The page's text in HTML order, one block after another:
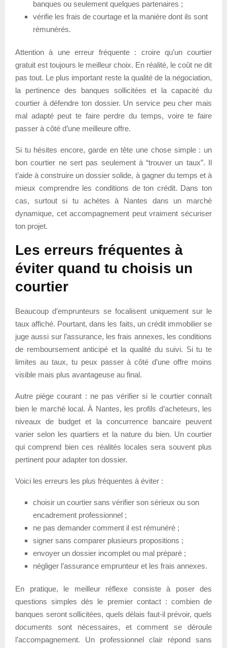
banques ou seulement quelques partenaires ;
vérifie les frais de courtage et la manière dont ils sont
rémunérés.
Attention à une erreur fréquente : croire qu’un courtier
gratuit est toujours le meilleur choix. En réalité, le coût ne dit
pas tout. Le plus important reste la qualité de la négociation,
la pertinence des banques sollicitées et la capacité du
courtier à défendre ton dossier. Un service peu cher mais
mal adapté peut te faire perdre du temps, voire te faire
passer à côté d’une meilleure offre.
Si tu hésites encore, garde en tête une chose simple : un
bon courtier ne sert pas seulement à “trouver un taux”. Il
t’aide à construire un dossier solide, à gagner du temps et à
mieux comprendre les conditions de ton crédit. Dans ton
cas, surtout si tu achètes à Nantes dans un marché
dynamique, cet accompagnement peut vraiment sécuriser
ton projet.
Les erreurs fréquentes à
éviter quand tu choisis un
courtier
Beaucoup d’emprunteurs se focalisent uniquement sur le
taux affiché. Pourtant, dans les faits, un crédit immobilier se
juge aussi sur l’assurance, les frais annexes, les conditions
de remboursement anticipé et la qualité du suivi. Si tu te
limites au taux, tu peux passer à côté d’une offre moins
visible mais plus avantageuse au final.
Autre piège courant : ne pas vérifier si le courtier connaît
bien le marché local. À Nantes, les profils d’acheteurs, les
niveaux de budget et la concurrence bancaire peuvent
varier selon les quartiers et la nature du bien. Un courtier
qui comprend bien ces réalités locales sera souvent plus
pertinent pour adapter ton dossier.
Voici les erreurs les plus fréquentes à éviter :
choisir un courtier sans vérifier son sérieux ou son
encadrement professionnel ;
ne pas demander comment il est rémunéré ;
signer sans comparer plusieurs propositions ;
envoyer un dossier incomplet ou mal préparé ;
négliger l’assurance emprunteur et les frais annexes.
En pratique, le meilleur réflexe consiste à poser des
questions simples dès le premier contact : combien de
banques seront sollicitées, quels délais faut-il prévoir, quels
documents sont nécessaires, et comment se déroule
l’accompagnement. Un professionnel clair répond sans